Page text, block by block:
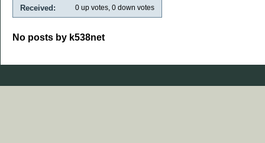
Received: 0 up votes, 0 down votes
No posts by k538net